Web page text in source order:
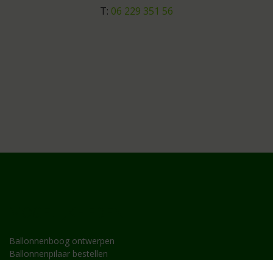
T: 06 229 351 56
Ballonnenboog ontwerpen
Ballonnenpilaar bestellen